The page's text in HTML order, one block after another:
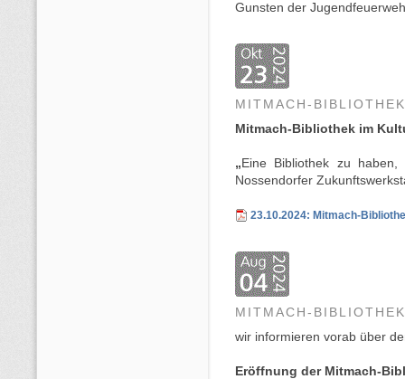
Gunsten der
MITMACH-BIBLIOTHEK
Mitmach-Bibliothek im
„ Eine Bibliothek zu
Nossendorfer
23.10.2024: Mitmach-
MITMACH-BIBLIOTHEK
wir informieren vorab über
Eröffnung der Mitmach-